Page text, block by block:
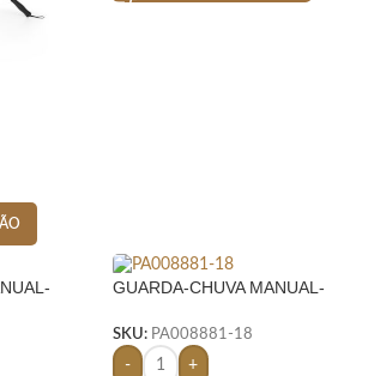
GUARDA-CHUVA MANUAL-
SKU: PA008881-18
- +